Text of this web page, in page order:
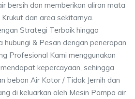
bersih dan memberikan aliran mata
dan area sekitarnya.
Strategi Terbaik hingga
hubungi & Pesan dengan penerapan
Profesional Kami menggunakan
kepercayaan, sehingga
beban Air Kotor / Tidak Jernih dan
di keluarkan oleh Mesin Pompa air